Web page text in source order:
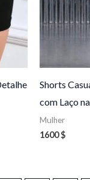
Shorts
com Laço
Mulher
1600$